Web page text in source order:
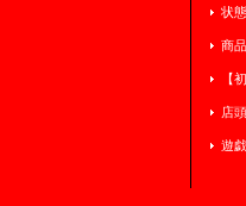
状
商
【
店
遊